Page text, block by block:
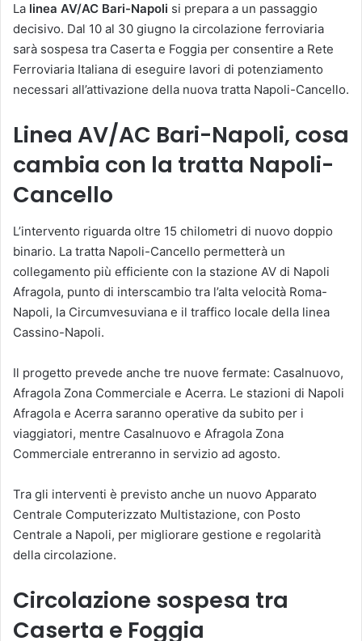
La linea AV/AC Bari-Napoli si prepara a un passaggio
decisivo. Dal 10 al 30 giugno la circolazione ferroviaria
sarà sospesa tra Caserta e Foggia per consentire a Rete
Ferroviaria Italiana di eseguire lavori di potenziamento
necessari all’attivazione della nuova tratta Napoli-Cancello.
Linea AV/AC Bari-Napoli, cosa
cambia con la tratta Napoli-
Cancello
L’intervento riguarda oltre 15 chilometri di nuovo doppio
binario. La tratta Napoli-Cancello permetterà un
collegamento più efficiente con la stazione AV di Napoli
Afragola, punto di interscambio tra l’alta velocità Roma-
Napoli, la Circumvesuviana e il traffico locale della linea
Cassino-Napoli.
Il progetto prevede anche tre nuove fermate: Casalnuovo,
Afragola Zona Commerciale e Acerra. Le stazioni di Napoli
Afragola e Acerra saranno operative da subito per i
viaggiatori, mentre Casalnuovo e Afragola Zona
Commerciale entreranno in servizio ad agosto.
Tra gli interventi è previsto anche un nuovo Apparato
Centrale Computerizzato Multistazione, con Posto
Centrale a Napoli, per migliorare gestione e regolarità
della circolazione.
Circolazione sospesa tra
Caserta e Foggia